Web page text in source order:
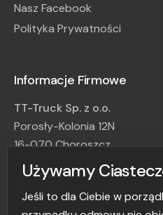
Używamy
Jeśli to dla Ciebie w
Nasz Facebook
Polityka Prywatności
Informacje Firmowe
TT-Truck Sp. z o.o.
Porosły-Kolonia 12N
16-070 Choroszcz
NIP: 966-214-96-45
TEL: +48 85 888 00 40
E-mail: serwis@tt-truck.pl